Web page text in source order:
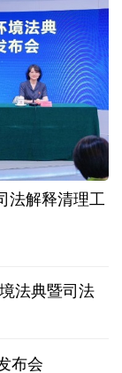
同比增长
底气
速
重开海峡
法解释清理工
法典暨司法
布会